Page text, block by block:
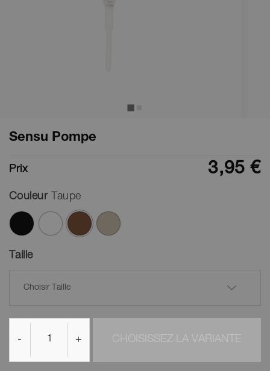
Sensu Pompe
Prix 3,95 €
Couleur Taupe
ont été sélectionnés
Taille
Choisir Taille
- + CHOISISSEZ LA VARIANTE